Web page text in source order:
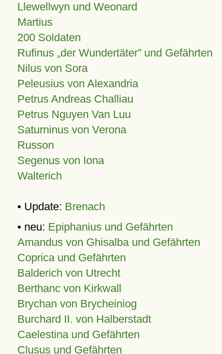
Llewellwyn und Weonard
Martius
200 Soldaten
Rufinus „der Wundertäter” und Gefährten
Nilus von Sora
Peleusius von Alexandria
Petrus Andreas Challiau
Petrus Nguyen Van Luu
Saturninus von Verona
Russon
Segenus von Iona
Walterich
• Update: Brenach
• neu: Epiphanius und Gefährten
Amandus von Ghisalba und Gefährten
Coprica und Gefährten
Balderich von Utrecht
Berthanc von Kirkwall
Brychan von Brycheiniog
Burchard II. von Halberstadt
Caelestina und Gefährten
Clusus und Gefährten